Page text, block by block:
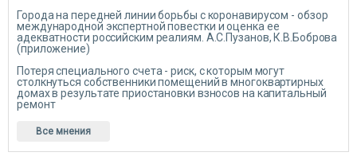
Города на передней линии борьбы с коронавирусом - обзор
международной экспертной повестки и оценка ее
адекватности российским реалиям. А.С.Пузанов, К.В.Боброва
(приложение)
Потеря специального счета - риск, с которым могут
столкнуться собственники помещений в многоквартирных
домах в результате приостановки взносов на капитальный
ремонт
Все мнения